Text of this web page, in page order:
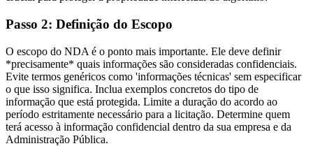
Passo 2: Definição do Escopo
O escopo do NDA é o ponto mais importante. Ele deve definir
*precisamente* quais informações são consideradas confidenciais.
Evite termos genéricos como 'informações técnicas' sem especificar
o que isso significa. Inclua exemplos concretos do tipo de
informação que está protegida. Limite a duração do acordo ao
período estritamente necessário para a licitação. Determine quem
terá acesso à informação confidencial dentro da sua empresa e da
Administração Pública.